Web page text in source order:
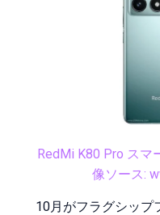
RedMi K80 Pro スマ
像ソース:
10月がフラグシップ